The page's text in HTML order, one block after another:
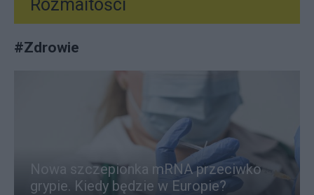
Rozmaitości
#Zdrowie
Nowa szczepionka mRNA przeciwko
grypie. Kiedy będzie w Europie?